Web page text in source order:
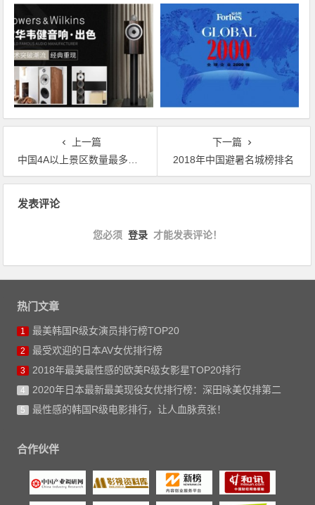
上一篇
中国4A以上景区数量最多的十大城市排名
下一篇
2018年中国避暑名城榜排名
发表评论
您必须 登录 才能发表评论！
热门文章
1 最美韩国R级女演员排行榜TOP20
2 最受欢迎的日本AV女优排行榜
3 2018年最美最性感的欧美R级女影星TOP20排行
4 2020年日本最新最美现役女优排行榜：深田咏美仅排第二
5 最性感的韩国R级电影排行，让人血脉贲张！
合作伙伴